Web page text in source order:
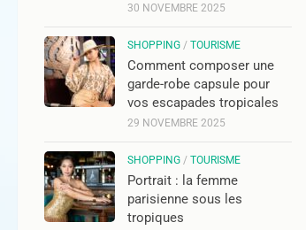
30 NOVEMBRE 2025
SHOPPING / TOURISME
Comment composer une
garde-robe capsule pour
vos escapades tropicales
29 NOVEMBRE 2025
SHOPPING / TOURISME
Portrait : la femme
parisienne sous les
tropiques